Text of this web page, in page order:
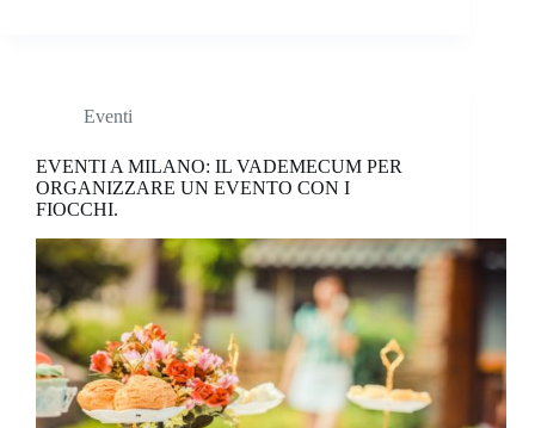
Eventi
EVENTI A MILANO: IL VADEMECUM PER
ORGANIZZARE UN EVENTO CON I
FIOCCHI.